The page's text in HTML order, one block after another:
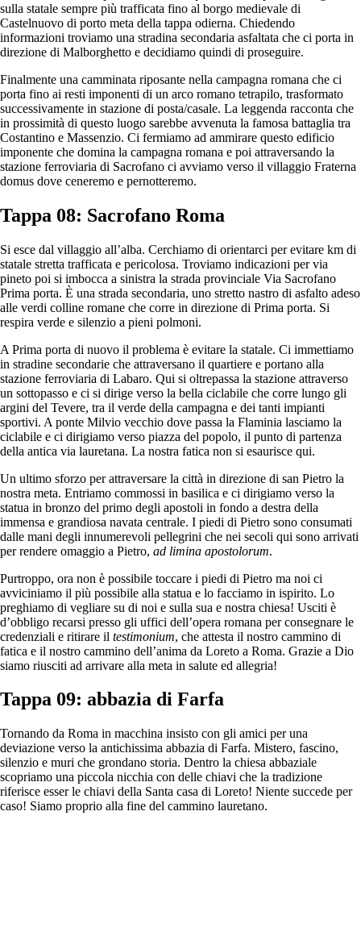
sulla statale sempre più trafficata fino al borgo medievale di
Castelnuovo di porto meta della tappa odierna. Chiedendo
informazioni troviamo una stradina secondaria asfaltata che ci porta in
direzione di Malborghetto e decidiamo quindi di proseguire.
Finalmente una camminata riposante nella campagna romana che ci
porta fino ai resti imponenti di un arco romano tetrapilo, trasformato
successivamente in stazione di posta/casale. La leggenda racconta che
in prossimità di questo luogo sarebbe avvenuta la famosa battaglia tra
Costantino e Massenzio. Ci fermiamo ad ammirare questo edificio
imponente che domina la campagna romana e poi attraversando la
stazione ferroviaria di Sacrofano ci avviamo verso il villaggio Fraterna
domus dove ceneremo e pernotteremo.
Tappa 08: Sacrofano Roma
Si esce dal villaggio all’alba. Cerchiamo di orientarci per evitare km di
statale stretta trafficata e pericolosa. Troviamo indicazioni per via
pineto poi si imbocca a sinistra la strada provinciale Via Sacrofano
Prima porta. È una strada secondaria, uno stretto nastro di asfalto adeso
alle verdi colline romane che corre in direzione di Prima porta. Si
respira verde e silenzio a pieni polmoni.
A Prima porta di nuovo il problema è evitare la statale. Ci immettiamo
in stradine secondarie che attraversano il quartiere e portano alla
stazione ferroviaria di Labaro. Qui si oltrepassa la stazione attraverso
un sottopasso e ci si dirige verso la bella ciclabile che corre lungo gli
argini del Tevere, tra il verde della campagna e dei tanti impianti
sportivi. A ponte Milvio vecchio dove passa la Flaminia lasciamo la
ciclabile e ci dirigiamo verso piazza del popolo, il punto di partenza
della antica via lauretana. La nostra fatica non si esaurisce qui.
Un ultimo sforzo per attraversare la città in direzione di san Pietro la
nostra meta. Entriamo commossi in basilica e ci dirigiamo verso la
statua in bronzo del primo degli apostoli in fondo a destra della
immensa e grandiosa navata centrale. I piedi di Pietro sono consumati
dalle mani degli innumerevoli pellegrini che nei secoli qui sono arrivati
per rendere omaggio a Pietro, ad limina apostolorum.
Purtroppo, ora non è possibile toccare i piedi di Pietro ma noi ci
avviciniamo il più possibile alla statua e lo facciamo in ispirito. Lo
preghiamo di vegliare su di noi e sulla sua e nostra chiesa! Usciti è
d’obbligo recarsi presso gli uffici dell’opera romana per consegnare le
credenziali e ritirare il testimonium, che attesta il nostro cammino di
fatica e il nostro cammino dell’anima da Loreto a Roma. Grazie a Dio
siamo riusciti ad arrivare alla meta in salute ed allegria!
Tappa 09: abbazia di Farfa
Tornando da Roma in macchina insisto con gli amici per una
deviazione verso la antichissima abbazia di Farfa. Mistero, fascino,
silenzio e muri che grondano storia. Dentro la chiesa abbaziale
scopriamo una piccola nicchia con delle chiavi che la tradizione
riferisce esser le chiavi della Santa casa di Loreto! Niente succede per
caso! Siamo proprio alla fine del cammino lauretano.